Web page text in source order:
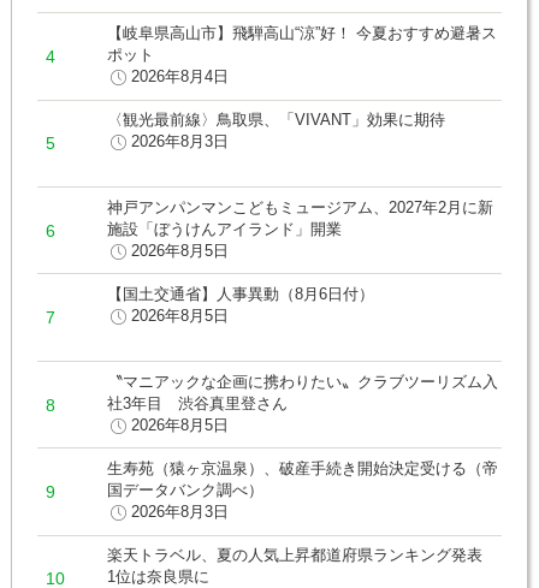
【岐阜県高山市】飛騨高山“涼”好！ 今夏おすすめ避暑ス
ポット
2026年8月4日
〈観光最前線〉鳥取県、「VIVANT」効果に期待
2026年8月3日
神戸アンパンマンこどもミュージアム、2027年2月に新
施設「ぼうけんアイランド」開業
2026年8月5日
【国土交通省】人事異動（8月6日付）
2026年8月5日
〝マニアックな企画に携わりたい〟クラブツーリズム入
社3年目 渋谷真里登さん
2026年8月5日
生寿苑（猿ヶ京温泉）、破産手続き開始決定受ける（帝
国データバンク調べ）
2026年8月3日
楽天トラベル、夏の人気上昇都道府県ランキング発表
1位は奈良県に